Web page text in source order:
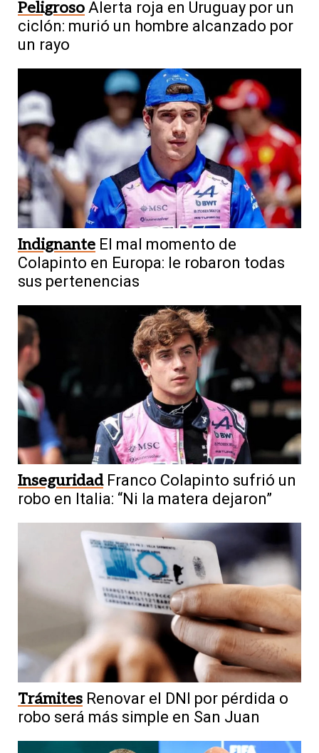
Peligroso Alerta roja en Uruguay por un
ciclón: murió un hombre alcanzado por
un rayo
Indignante El mal momento de
Colapinto en Europa: le robaron todas
sus pertenencias
Inseguridad Franco Colapinto sufrió un
robo en Italia: “Ni la matera dejaron”
Trámites Renovar el DNI por pérdida o
robo será más simple en San Juan